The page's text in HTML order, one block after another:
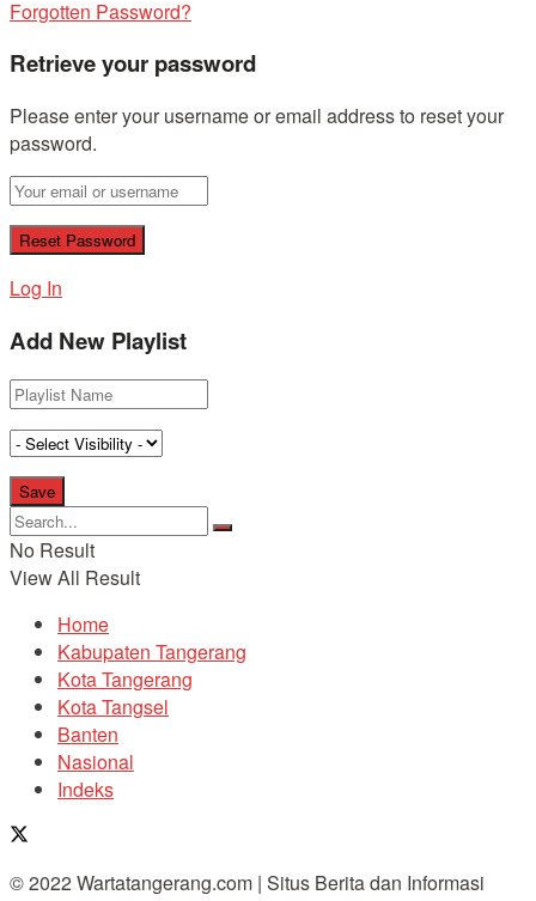
Forgotten Password?
Retrieve your password
Please enter your username or email address to reset your
password.
Log In
Add New Playlist
No Result
View All Result
Home
Kabupaten Tangerang
Kota Tangerang
Kota Tangsel
Banten
Nasional
Indeks
© 2022 Wartatangerang.com | Situs Berita dan Informasi